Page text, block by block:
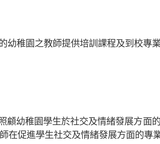
幼稚園之教師提供培訓課程及到校專
幼稚園學生於社交及情緒發展方面
在促進學生社交及情緒發展方面的專